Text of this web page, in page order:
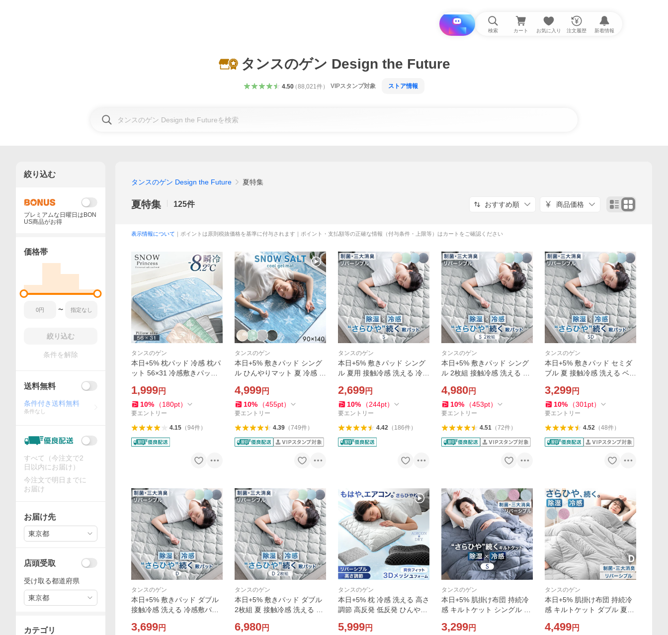
i と探す 検索 カート お気に入り 注文履歴 新着情報
タンスのゲン Design the Future
4.50（88,021 件） VIPスタンプ対象 ストア情報
タンスのゲン Design the Future 夏特集
夏特集 125件 おすすめ順 商品価格
表示情報について ｜ポイントは原則税抜価格を基準に付与されます｜ポイント・支払額等の正確な情報（付与条件・上限等）はカートをご確認ください
タンスのゲン
本日+5% 枕パッド 冷感 枕パ
ット 56×31 冷感敷きパッド
んやりパッド Q-max値0.59
抗菌 防カビ 洗える 塩
1,999円
10% （180pt）
要エントリー
4.15（94件）
タンスのゲン
本日+5% 敷きパッド シング
ル ひんやりマット 夏 冷感 接
パッド 冷感敷きパッド ひん
やり 敷パッド 敷きパット ク
ールパッド 夏用
4,999円
10% （455pt）
要エントリー
4.39（749件）
タンスのゲン
本日+5% 敷きパッド シング
ル 夏用 接触冷感 洗える 冷感
パット 夏用敷きパッド 冷感
敷きパッド 夏 ひんやり敷き
パッド
2,699円
10% （244pt）
要エントリー
4.42（ 186件）
タンスのゲン
本日+5% 敷きパッド シング
ル 2枚組 接触冷感 洗える 冷
きパット 夏用敷きパッド 冷
感敷きパッド 夏 ひんやり敷
きパッド
4,980円
10% （453pt）
要エントリー
4.51（72件）
タンスのゲン
本日+5% 敷きパッド セミダ
ブル 夏 接触冷感 洗える ベッ
きパッド 冷感敷きパッド ひ
んやり敷きパッド
3,299円
10% （301 pt）
要エントリー
4.52（48件）
タンスのゲン
本日+5% 敷きパッド ダブル
接触冷感 洗える 冷感敷パッ
夏用敷きパッド 冷感敷きパ
3,699円
タンスのゲン
本日+5% 敷きパッド ダブル
2枚組 夏 接触冷感 洗える ベ
敷きパッド 冷感敷きパッド
6,980円
タンスのゲン
本日+5% 枕 冷感 洗える 高さ
調節 高反発 低反発 ひんやり
伏せ プレゼント 男性 安眠枕
5,999円
タンスのゲン
本日+5% 肌掛け布団 持続冷
感 キルトケット シングル 夏
ット 接触冷感 ひんやり 掛け
3,299円
タンスのゲン
本日+5% 肌掛け布団 持続冷
感 キルトケット ダブル 夏用
ト 接触冷感 ひんやり 掛け布
4,499円
絞り込む
プレミアムな日曜日はBON
US商品がお得
価格帯
〜
絞り込む
条件を解除
送料無料
条件付き送料無料
条件なし
すべて（今注文で2
日以内にお届け）
今注文で明日までに
お届け
お届け先
東京都
店頭受取
受け取る都道府県
東京都
カテゴリ